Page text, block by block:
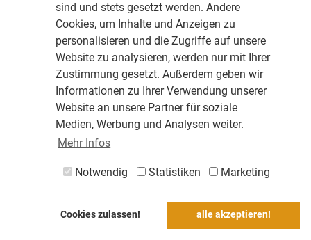
sind und stets gesetzt werden. Andere
Cookies, um Inhalte und Anzeigen zu
personalisieren und die Zugriffe auf unsere
Website zu analysieren, werden nur mit Ihrer
Zustimmung gesetzt. Außerdem geben wir
Informationen zu Ihrer Verwendung unserer
Website an unsere Partner für soziale
Medien, Werbung und Analysen weiter.
Mehr Infos
Notwendig Statistiken Marketing
Cookies zulassen! alle akzeptieren!